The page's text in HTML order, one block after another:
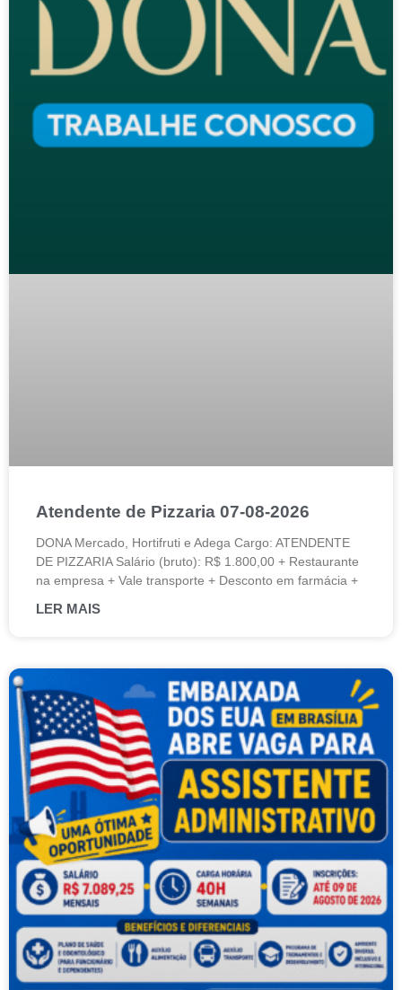
Atendente de Pizzaria 07-08-2026
DONA Mercado, Hortifruti e Adega Cargo: ATENDENTE
DE PIZZARIA Salário (bruto): R$ 1.800,00 + Restaurante
na empresa + Vale transporte + Desconto em farmácia +
LER MAIS